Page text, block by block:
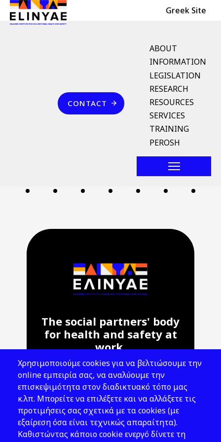
Skip to main content
Header Top Greek Site
English Menu
ABOUT
INFORMATION
LEGISLATION
RESEARCH
RESOURCES
SERVICES
TRAINING
PEROSH
Επικοινωνία
CONTACT
Breadcrumb
θαλάσσιο αγκυροβόλιο
The social partners' body
for health and safety at
work.
Address: 143 Liosion & 6 Thirsiou, 104
45, Athens
T: 210 82 00 100
e: info@elinyae.gr
Follow Us
Χρησιμοποιούμε cookies για να βελτιώσουμε την
online εμπειρία σας, να αναλύουμε την
επισκεψιμότητα στον διαδικτυακό τόπο μας
κ.λπ. Μπορείτε να επιλέξετε και να αλλάξετε τις
προτιμήσεις σας σχετικά με τα cookies (με
εξαίρεση όσα είναι τεχνικώς απαραίτητα).
Καθιστώντας κάποιο cookie ενεργό δίνετε τη